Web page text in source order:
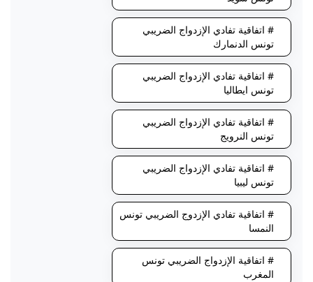
# اتفاقية تفادي الإزدواج الضريبي
تونس الدنمارك
# اتفاقية تفادي الإزدواج الضريبي
تونس ايطاليا
# اتفاقية تفادي الإزدواج الضريبي
تونس النرويج
# اتفاقية تفادي الإزدواج الضريبي
تونس ليبيا
# اتفاقية تفادي الإزدوج الضريبي تونس
النمسا
# اتفاقية الإزدواج الضريبي تونس
المغرب